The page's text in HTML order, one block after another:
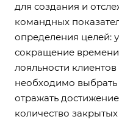
для создания и
командных
определения целей:
сокращение времени
лояльности клиентов
необходимо
отражать
количество